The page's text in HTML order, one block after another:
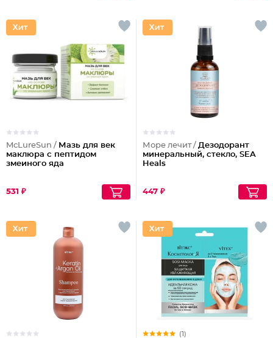
McLureSun / Мазь для век
маклюра с пептидом
змеиного яда
531 ₽
Море лечит / Дезодорант
минеральный, стекло, SEA
Heals
447 ₽
(1)